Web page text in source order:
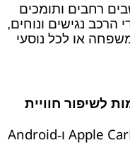
רחבים ותומכים
הרכב נגישים ונוחים,
או לכל נוסעי
לשיפור חוויית
Apple ו‑
Android